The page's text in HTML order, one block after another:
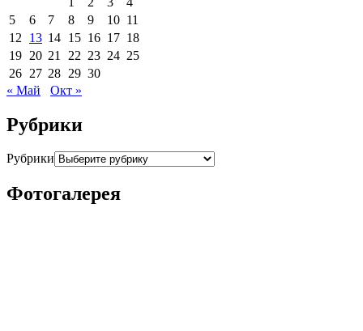
5
6 7 8 9 10 11
12
13 14 15 16 17 18
19 20 21 22 23 24 25
26 27 28 29 30
« Май
Окт »
Рубрики
Рубрики
Фотогалерея